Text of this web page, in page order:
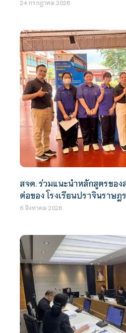
24 กรกฎาคม 2026
สจด. ร่วมแนะนำหลักสูตรของ
ต่อของ โรงเรียนปราจินราษฎ
6 สิงหาคม 2026